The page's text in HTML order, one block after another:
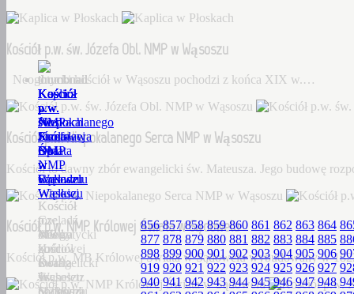
Kościół p.w. św. Józefa Obl. NMP w Wąsoszu
Neogotycki kościół w Wąsoszu pochodzi z końca XIX w.…
Kościół p.w. Niepokalanego Serca NMP w Wąsoszu
Kościół to dawny zbór ewangelicki św. Mateusza. Jego budowę
Kościół p.w. NMP Królowej Świata w Sądowelu
Kościół p.w. MB Królowej Świata w Sądowelu wybudowany w
Kościół
p.w.
św.
Stanisława
Bpa
w
Czeladzi
Wielkiej
Czeladź
Wielka
–
Dorf
Tscheletz
(1288),
Kaplica
w
Płoskach
Kościół
p.w.
św.
Józefa
Obl.
NMP
w
Wąsoszu
Neogotycki
kościół
w
Wąsoszu
pochodzi
Kościół
p.w.
Niepokalanego
Serca
NMP
w
Wąsoszu
Kościół
to
dawny
zbór
ewangelicki
św.
Mateusza.
Kościół
p.w.
NMP
Królowej
Świata
w
Sądowelu
Kościół
p.w.
MB
Królowej
Świata
w
Sądowelu
856 857 858 859 860 861 862 863 864
877 878 879 880 881 882 883 884 885
898 899 900 901 902 903 904 905 906
919 920 921 922 923 924 925 926 927
940 941 942 943 944 945 946 947 948